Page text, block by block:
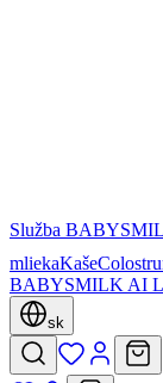
Služba
mliekaKaše
BABYSMILK AI
sk